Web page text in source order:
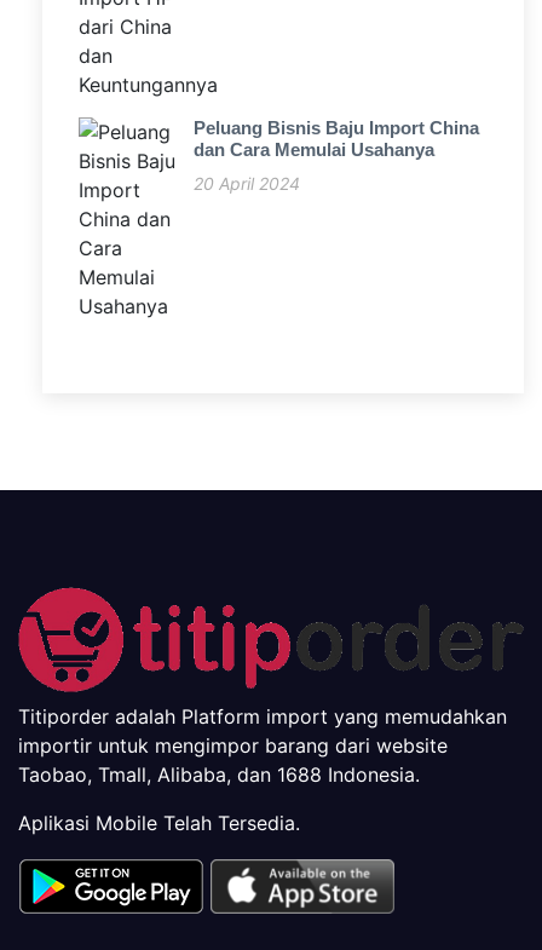
Peluang Bisnis Baju Import China
dan Cara Memulai Usahanya
20 April 2024
Titiporder adalah Platform import yang memudahkan
importir untuk mengimpor barang dari website
Taobao, Tmall, Alibaba, dan 1688 Indonesia.
Aplikasi Mobile Telah Tersedia.